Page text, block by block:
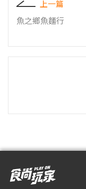
上一篇
魚之鄉魚麵行